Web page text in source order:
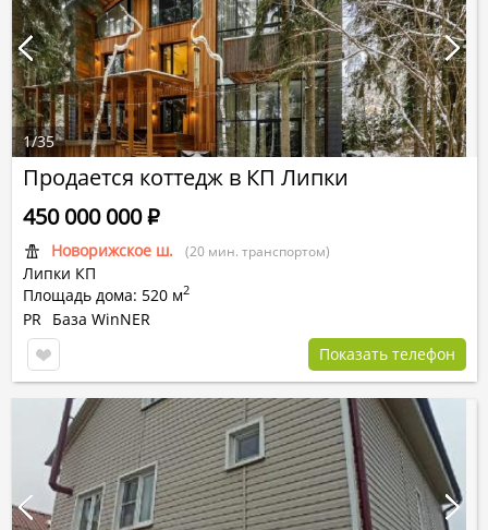
Продается коттедж в КП Липки
Новорижское ш. (20 мин. транспортом)
Липки КП
Площадь дома: 520 м2
450 000 000Р
PR База WinNER
Показать телефон
1/35